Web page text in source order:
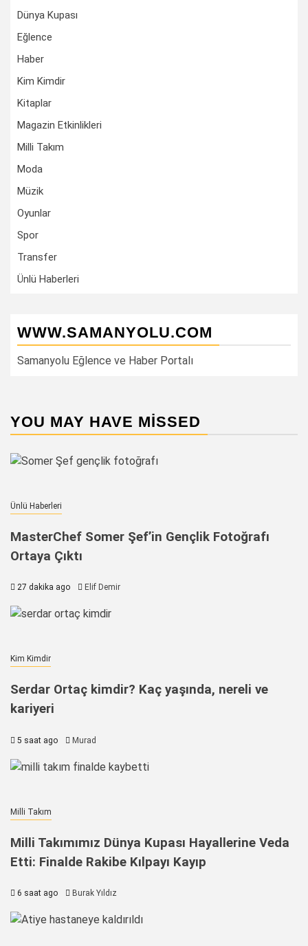
Dünya Kupası
Eğlence
Haber
Kim Kimdir
Kitaplar
Magazin Etkinlikleri
Milli Takım
Moda
Müzik
Oyunlar
Spor
Transfer
Ünlü Haberleri
WWW.SAMANYOLU.COM
Samanyolu Eğlence ve Haber Portalı
YOU MAY HAVE MISSED
Ünlü Haberleri
MasterChef Somer Şef’in Gençlik Fotoğrafı
Ortaya Çıktı
27 dakika ago Elif Demir
Kim Kimdir
Serdar Ortaç kimdir? Kaç yaşında, nereli ve
kariyeri
5 saat ago Murad
Milli Takım
Milli Takımımız Dünya Kupası Hayallerine Veda
Etti: Finalde Rakibe Kılpayı Kayıp
6 saat ago Burak Yıldız